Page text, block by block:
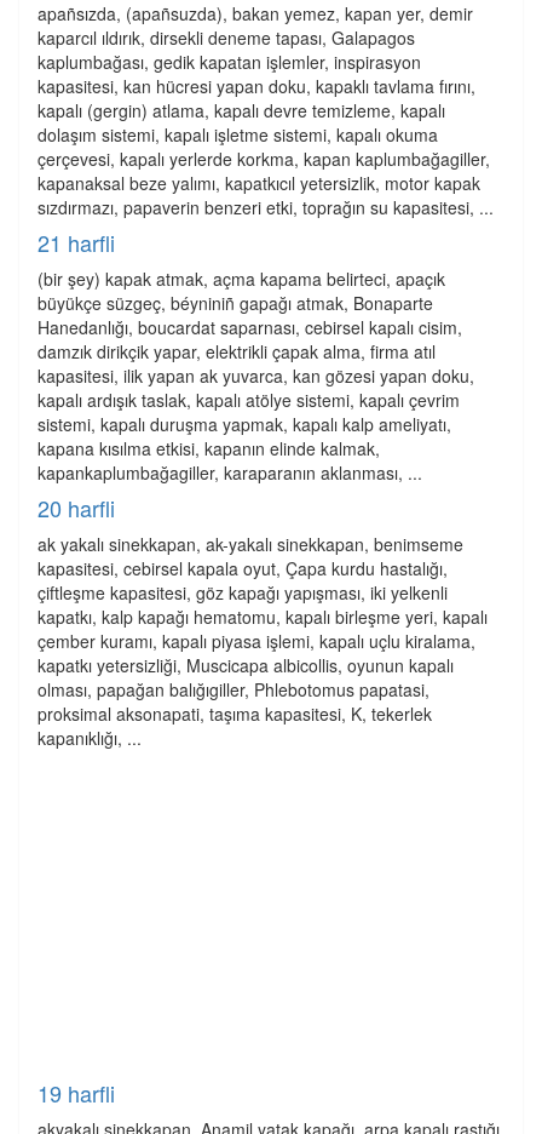
apañsızda, (apañsuzda), bakan yemez, kapan yer, demir
kaparcıl ıldırık, dirsekli deneme tapası, Galapagos
kaplumbağası, gedik kapatan işlemler, inspirasyon
kapasitesi, kan hücresi yapan doku, kapaklı tavlama fırını,
kapalı (gergin) atlama, kapalı devre temizleme, kapalı
dolaşım sistemi, kapalı işletme sistemi, kapalı okuma
çerçevesi, kapalı yerlerde korkma, kapan kaplumbağagiller,
kapanaksal beze yalımı, kapatkıcıl yetersizlik, motor kapak
sızdırmazı, papaverin benzeri etki, toprağın su kapasitesi, ...
21 harfli
(bir şey) kapak atmak, açma kapama belirteci, apaçık
büyükçe süzgeç, béyniniñ gapağı atmak, Bonaparte
Hanedanlığı, boucardat saparnası, cebirsel kapalı cisim,
damzık dirikçik yapar, elektrikli çapak alma, firma atıl
kapasitesi, ilik yapan ak yuvarca, kan gözesi yapan doku,
kapalı ardışık taslak, kapalı atölye sistemi, kapalı çevrim
sistemi, kapalı duruşma yapmak, kapalı kalp ameliyatı,
kapana kısılma etkisi, kapanın elinde kalmak,
kapankaplumbağagiller, karaparanın aklanması, ...
20 harfli
ak yakalı sinekkapan, ak-yakalı sinekkapan, benimseme
kapasitesi, cebirsel kapala oyut, Çapa kurdu hastalığı,
çiftleşme kapasitesi, göz kapağı yapışması, iki yelkenli
kapatkı, kalp kapağı hematomu, kapalı birleşme yeri, kapalı
çember kuramı, kapalı piyasa işlemi, kapalı uçlu kiralama,
kapatkı yetersizliği, Muscicapa albicollis, oyunun kapalı
olması, papağan balığıgiller, Phlebotomus papatasi,
proksimal aksonapati, taşıma kapasitesi, K, tekerlek
kapanıklığı, ...
19 harfli
akyakalı sinekkapan, Anamil yatak kapağı, arpa kapalı rastığı,